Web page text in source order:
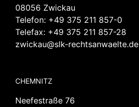
08056 Zwickau
Telefon: +49 375 211 857-0
Telefax: +49 375 211 857-28
zwickau@slk-rechtsanwaelte.de
CHEMNITZ
Neefestraße 76